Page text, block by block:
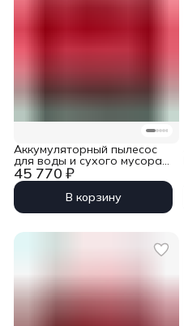
45 770 ₽
Аккумуляторный пылесос
для воды и сухого мусора
Milwaukee FUEL M12 FVCL-0
В корзину